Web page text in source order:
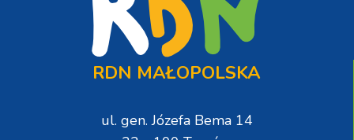
RDN MAŁOPOLSKA
ul. gen. Józefa Bema 14